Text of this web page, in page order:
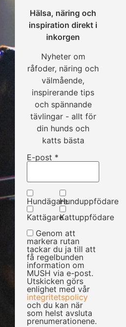
Hälsa, näring och
inspiration direkt i
inkorgen
Nyheter om
råfoder, näring och
välmående,
inspirerande tips
och spännande
tävlingar - allt för
din hunds och
katts bästa
E-post *
HundägareHunduppfödare
KattägareKattuppfödare
Genom att
markera rutan
tackar du ja till att
få regelbunden
information om
MUSH via e-post.
Utskicken görs
enlighet med vår
integritetspolicy
och du kan när
som helst avsluta
prenumerationene.